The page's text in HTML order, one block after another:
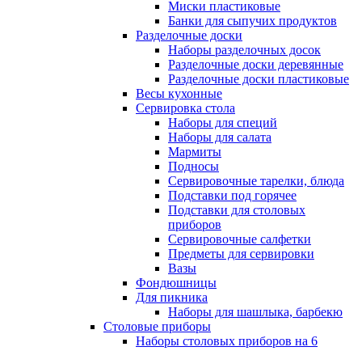
Миски пластиковые
Банки для сыпучих продуктов
Разделочные доски
Наборы разделочных досок
Разделочные доски деревянные
Разделочные доски пластиковые
Весы кухонные
Сервировка стола
Наборы для специй
Наборы для салата
Мармиты
Подносы
Сервировочные тарелки, блюда
Подставки под горячее
Подставки для столовых
приборов
Сервировочные салфетки
Предметы для сервировки
Вазы
Фондюшницы
Для пикника
Наборы для шашлыка, барбекю
Столовые приборы
Наборы столовых приборов на 6